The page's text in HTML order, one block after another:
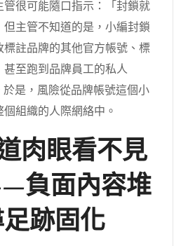
很可能隨口指示：「封鎖就
主管不知道的是，小編封鎖
註品牌的其他官方帳號、標
至跑到品牌員工的私人
是，風險從品牌帳號這個小
組織的人際網絡中。
肉眼看不見
負面內容堆
跡固化